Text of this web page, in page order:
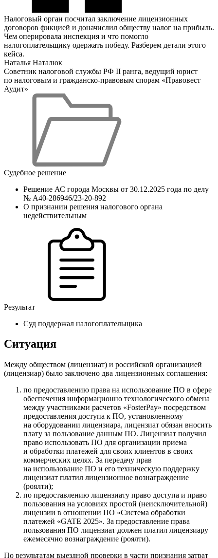
Налоговый орган посчитал заключение лицензионных
договоров фикцией и доначислил обществу налог на прибыль.
Чем оперировала инспекция и что помогло
налогоплательщику одержать победу. Разберем детали этого
кейса.
Наталья Наталюк
Советник налоговой службы РФ II ранга, ведущий юрист
по налоговым и гражданско-правовым спорам «Правовест
Аудит»
Судебное решение
Решение АС города Москвы от 30.12.2025 года по делу
№ А40-286946/23-20-892
О признании решения налогового органа
недействительным
Результат
Суд поддержал налогоплательщика
Ситуация
Между обществом (лицензиат) и российской организацией
(лицензиар) было заключено два лицензионных соглашения:
по предоставлению права на использование ПО в сфере
обеспечения информационно технологического обмена
между участниками расчетов «FosterPay» посредством
предоставления доступа к ПО, установленному
на оборудовании лицензиара, лицензиат обязан вносить
плату за пользование данным ПО. Лицензиат получил
право использовать ПО для организации приема
и обработки платежей для своих клиентов в своих
коммерческих целях. За передачу прав
на использование ПО и его техническую поддержку
лицензиат платил лицензионное вознаграждение
(роялти);
по предоставлению лицензиату право доступа и право
пользования на условиях простой (неисключительной)
лицензии в отношении ПО «Система обработки
платежей «GATE 2025». За предоставление права
пользования ПО лицензиат должен платил лицензиару
ежемесячно вознаграждение (роялти).
По результатам выездной проверки в части признания затрат